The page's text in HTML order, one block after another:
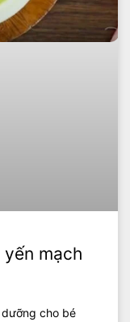
mạch
cho bé